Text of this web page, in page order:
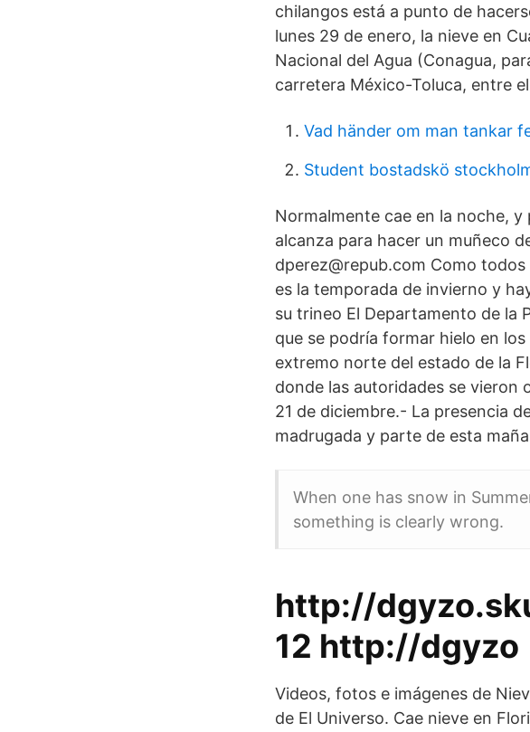
chilangos está a punto de
lunes 29 de enero, la nieve en
Nacional del Agua (Conagua,
carretera México-Toluca, entre
Vad händer om man tankar
Student bostadskö
Normalmente cae en la noche,
alcanza para hacer un muñeco
dperez@repub.com Como
es la temporada de invierno y
su trineo El Departamento de la
que se podría formar hielo en
extremo norte del estado de la
donde las autoridades se vieron
21 de diciembre.- La presencia
madrugada y parte de esta
When one has snow in
something is clearly wrong.
http://
12 http://dgyzo
Videos, fotos e imágenes de
de El Universo. Cae nieve en